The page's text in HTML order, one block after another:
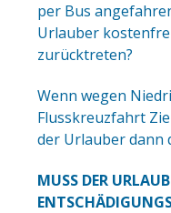
per Bus
Urlauber
zurücktreten?
Wenn wegen
Flusskreuzfahrt
der Urlauber dann
MUSS DER